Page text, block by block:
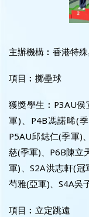
主辦機構︰香港特
項目︰擲壘球
獲獎學生︰P3AU
軍)、P4B馮諾晞(
P5AU邱鋕仁(季軍)
慈(季軍)、P6B陳立
軍)、S2A洪志軒(
芍雅(亞軍)、S4A吳
項目︰立定跳遠